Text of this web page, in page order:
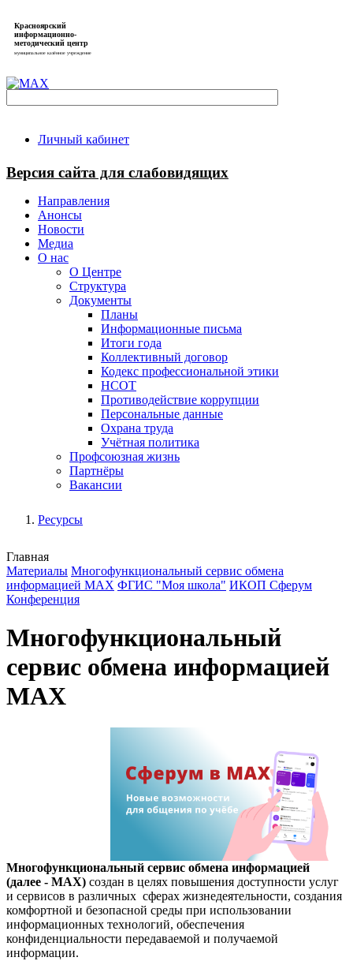
Красноярский
информационно-
методический центр
муниципальное казённое учреждение
Личный кабинет
Версия сайта для слабовидящих
Направления
Анонсы
Новости
Медиа
О нас
О Центре
Структура
Документы
Планы
Информационные письма
Итоги года
Коллективный договор
Кодекс профессиональной этики
НСОТ
Противодействие коррупции
Персональные данные
Охрана труда
Учётная политика
Профсоюзная жизнь
Партнёры
Вакансии
Ресурсы
Главная
Материалы Многофункциональный сервис обмена
информацией MAX ФГИС "Моя школа" ИКОП Сферум
Конференция
Многофункциональный
сервис обмена информацией
MAX
Многофункциональный сервис обмена информацией
(далее - MAX) создан в целях повышения доступности услуг
и сервисов в различных сферах жизнедеятельности, создания
комфортной и безопасной среды при использовании
информационных технологий, обеспечения
конфиденциальности передаваемой и получаемой
информации.